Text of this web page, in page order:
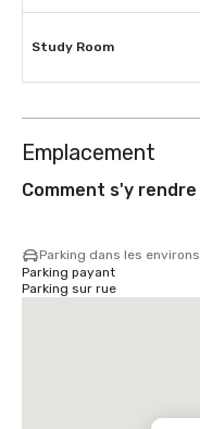
Study Room
Emplacement
Comment s'y rendre
Parking dans les environs
Parking payant
Parking sur rue